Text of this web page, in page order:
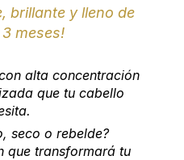
brillante y lleno de
meses!
alta concentración
que tu cabello
seco o rebelde?
que transformará tu